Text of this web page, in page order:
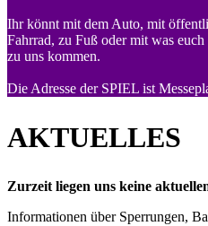
Ihr könnt mit dem Auto, mit
Fahrrad, zu Fuß oder mit was
zu uns kommen.
Die Adresse der SPIEL ist
AKTUELLES
Zurzeit liegen uns keine
Informationen über Sperrungen,